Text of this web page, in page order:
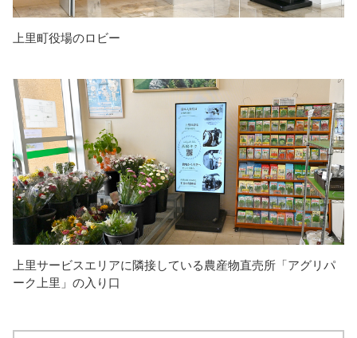
上里町役場のロビー
上里サービスエリアに隣接している農産物直売所「アグリパ
ーク上里」の入り口